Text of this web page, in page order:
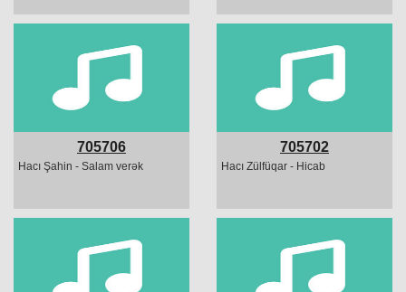
705706
Hacı Şahin - Salam verək
705702
Hacı Zülfüqar - Hicab